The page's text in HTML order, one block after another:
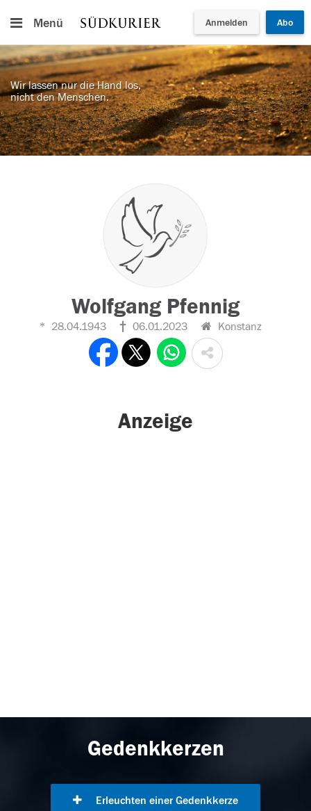
Menü Anmelden Abo
Wir lassen nur die Hand los,
nicht den Menschen.
Wolfgang Pfennig
28.04.1943 06.01.2023 Konstanz
Anzeige
Gedenkkerzen
Erleuchten einer Gedenkkerze